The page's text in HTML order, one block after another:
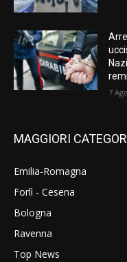
7
MAGGIORI
Emilia-Romagna
Forlì - Cesena
Bologna
Ravenna
Top News